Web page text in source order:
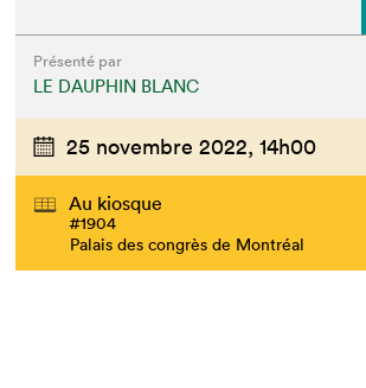
Présenté par
LE DAUPHIN BLANC
25 novembre 2022, 14h00
Au kiosque
#1904
Palais des congrès de Montréal